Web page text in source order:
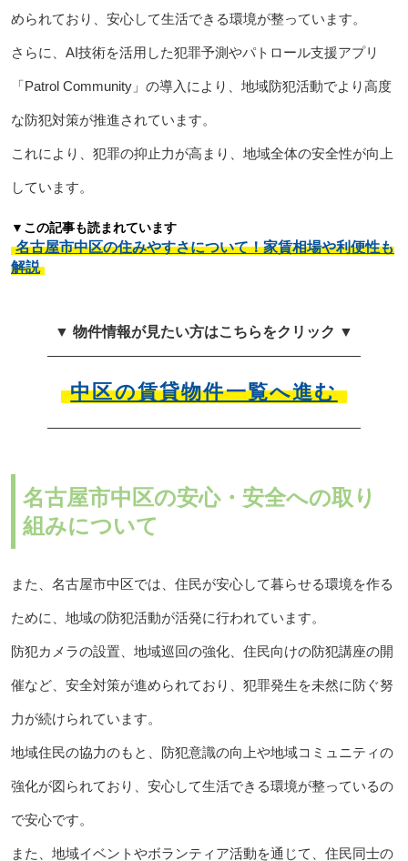
められており、安心して生活できる環境が整っています。
さらに、AI技術を活用した犯罪予測やパトロール支援アプリ
「Patrol Community」の導入により、地域防犯活動でより高度
な防犯対策が推進されています。
これにより、犯罪の抑止力が高まり、地域全体の安全性が向上
しています。
▼この記事も読まれています
名古屋市中区の住みやすさについて！家賃相場や利便性も
解説
▼ 物件情報が見たい方はこちらをクリック ▼
中区の賃貸物件一覧へ進む
名古屋市中区の安心・安全への取り
組みについて
また、名古屋市中区では、住民が安心して暮らせる環境を作る
ために、地域の防犯活動が活発に行われています。
防犯カメラの設置、地域巡回の強化、住民向けの防犯講座の開
催など、安全対策が進められており、犯罪発生を未然に防ぐ努
力が続けられています。
地域住民の協力のもと、防犯意識の向上や地域コミュニティの
強化が図られており、安心して生活できる環境が整っているの
で安心です。
また、地域イベントやボランティア活動を通じて、住民同士の